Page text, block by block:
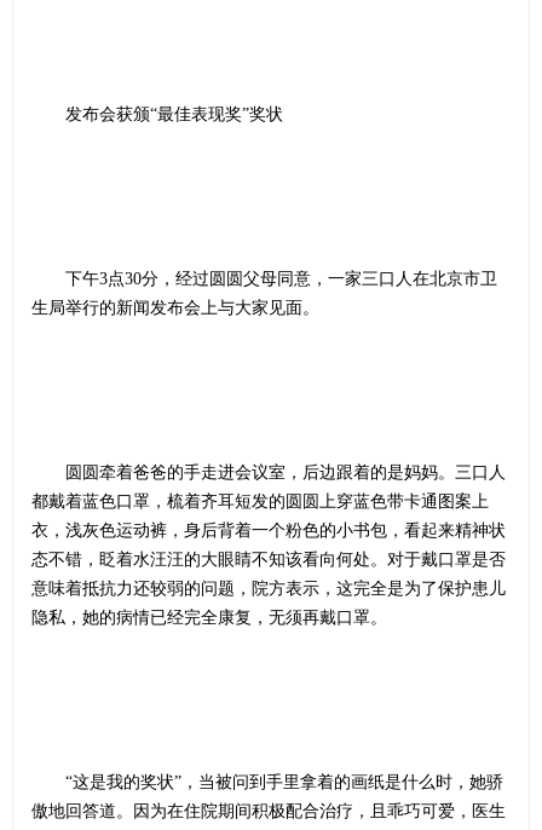
发布会获颁“最佳表现奖”奖状
下午3点30分，经过圆圆父母同意，一家三口人在北京市卫
生局举行的新闻发布会上与大家见面。
圆圆牵着爸爸的手走进会议室，后边跟着的是妈妈。三口人
都戴着蓝色口罩，梳着齐耳短发的圆圆上穿蓝色带卡通图案上
衣，浅灰色运动裤，身后背着一个粉色的小书包，看起来精神状
态不错，眨着水汪汪的大眼睛不知该看向何处。对于戴口罩是否
意味着抵抗力还较弱的问题，院方表示，这完全是为了保护患儿
隐私，她的病情已经完全康复，无须再戴口罩。
“这是我的奖状”，当被问到手里拿着的画纸是什么时，她骄
傲地回答道。因为在住院期间积极配合治疗，且乖巧可爱，医生